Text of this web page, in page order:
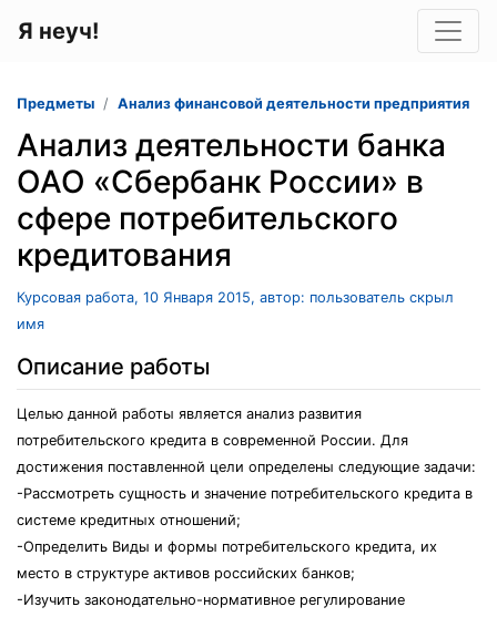
Я неуч!
Предметы Анализ финансовой деятельности предприятия
Анализ деятельности банка
ОАО «Сбербанк России» в
сфере потребительского
кредитования
Курсовая работа, 10 Января 2015, автор: пользователь скрыл
имя
Описание работы
Целью данной работы является анализ развития
потребительского кредита в современной России. Для
достижения поставленной цели определены следующие задачи:
-Рассмотреть сущность и значение потребительского кредита в
системе кредитных отношений;
-Определить Виды и формы потребительского кредита, их
место в структуре активов российских банков;
-Изучить законодательно-нормативное регулирование